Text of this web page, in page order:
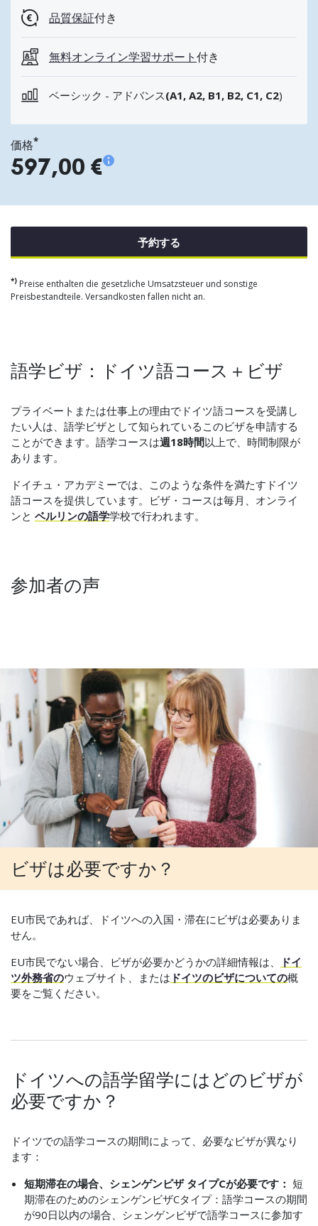
品質保証付き
無料オンライン学習サポート付き
ベーシック - アドバンス(A1, A2, B1, B2, C1, C2)
価格*
597,00 €
予約する
*) Preise enthalten die gesetzliche Umsatzsteuer und sonstige
Preisbestandteile. Versandkosten fallen nicht an.
語学ビザ：ドイツ語コース＋ビザ
プライベートまたは仕事上の理由でドイツ語コースを受講し
たい人は、語学ビザとして知られているこのビザを申請する
ことができます。語学コースは週18時間以上で、時間制限が
あります。
ドイチュ・アカデミーでは、このような条件を満たすドイツ
語コースを提供しています。ビザ・コースは毎月、オンライ
ンと ベルリンの語学学校で行われます。
参加者の声
ビザは必要ですか？
EU市民であれば、ドイツへの入国・滞在にビザは必要ありま
せん。
EU市民でない場合、ビザが必要かどうかの詳細情報は、
ドイ
ツ外務省のウェブサイト、または ドイツのビザについての概
要をご覧ください。
ドイツへの語学留学にはどのビザが
必要ですか？
ドイツでの語学コースの期間によって、必要なビザが異なり
ます：
短期滞在の場合、シェンゲンビザ タイプCが必要です： 短
期滞在のためのシェンゲンビザCタイプ：語学コースの期間
が90日以内の場合、シェンゲンビザで語学コースに参加す